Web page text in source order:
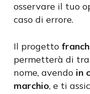
osservare il tuo
caso di errore.
Il progetto
permetterà di
nome, avendo in
marchio, e ti